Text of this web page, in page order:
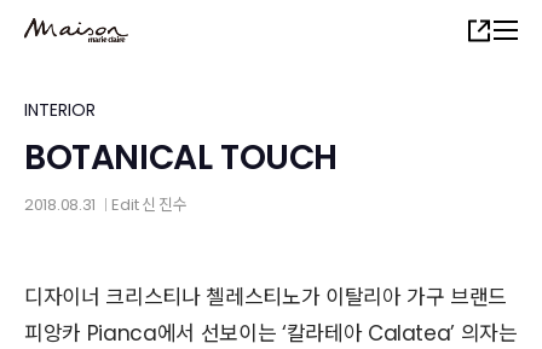
content
Share
INTERIOR
BOTANICAL TOUCH
2018.08.31 Edit신 진수
디자이너 크리스티나 첼레스티노가 이탈리아 가구 브랜드
피앙카 Pianca에서 선보이는 ‘칼라테아 Calatea’ 의자는